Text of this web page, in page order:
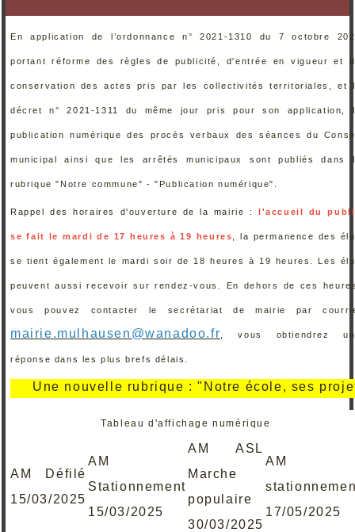
En application de l’ordonnance n° 2021-1310 du 7 octobre
portant réforme des règles de publicité, d'entrée en vigueur et
conservation des actes pris par les collectivités territoriales, et
décret n° 2021-1311 du même jour pris pour son application,
publication numérique des procès verbaux des séances du
municipal ainsi que les arrêtés municipaux sont publiés dans
rubrique "Notre commune" - "Publication numérique".
Rappel des horaires d'ouverture de la mairie : l'accueil du
se fait le mardi de 17 heures à 19 heures , la permanence des
se tient également le mardi soir de 18 heures à 19 heures. Les
peuvent aussi recevoir sur rendez-vous. En dehors de ces
vous pouvez contacter le secrétariat de mairie par
mairie.mulhausen@wanadoo.fr , vous obtiendrez
réponse dans les plus brefs délais.
Une nouvelle rubrique : "Notre école, ses projets,
Tableau d'affichage numérique
AM Défilé
15/03/2025
AM
Stationnement
15/03/2025
AM ASL
Marche
populaire
30/03/2025
AM
17/05/2025